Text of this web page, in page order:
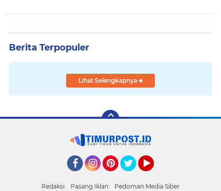
Berita Terpopuler
Lihat Selengkapnya
Redaksi Pasang Iklan Pedoman Media Siber